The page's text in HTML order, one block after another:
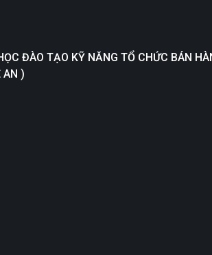
ĐÀO TẠO KỸ NĂNG TỔ CHỨC BÁN
AN )